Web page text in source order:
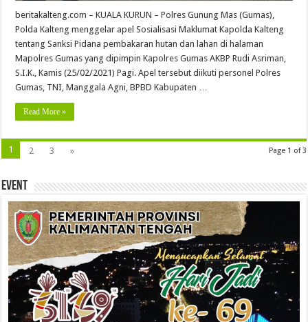
beritakalteng.com – KUALA KURUN – Polres Gunung Mas (Gumas),
Polda Kalteng menggelar apel Sosialisasi Maklumat Kapolda Kalteng
tentang Sanksi Pidana pembakaran hutan dan lahan di halaman
Mapolres Gumas yang dipimpin Kapolres Gumas AKBP Rudi Asriman,
S.I.K., Kamis (25/02/2021) Pagi. Apel tersebut diikuti personel Polres
Gumas, TNI, Manggala Agni, BPBD Kabupaten …
Read More »
Page 1 of 3
1 2 3 »
Event